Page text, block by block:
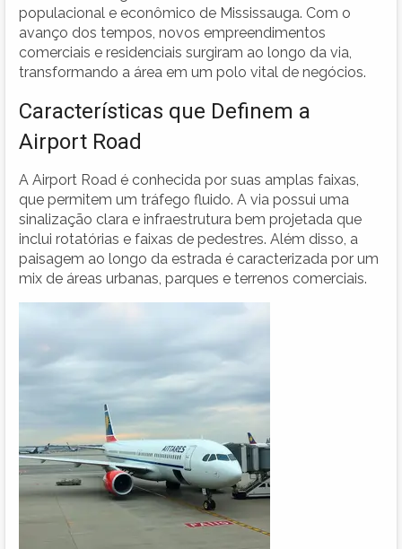
populacional e econômico de Mississauga. Com o
avanço dos tempos, novos empreendimentos
comerciais e residenciais surgiram ao longo da via,
transformando a área em um polo vital de negócios.
Características que Definem a
Airport Road
A Airport Road é conhecida por suas amplas faixas,
que permitem um tráfego fluido. A via possui uma
sinalização clara e infraestrutura bem projetada que
inclui rotatórias e faixas de pedestres. Além disso, a
paisagem ao longo da estrada é caracterizada por um
mix de áreas urbanas, parques e terrenos comerciais.